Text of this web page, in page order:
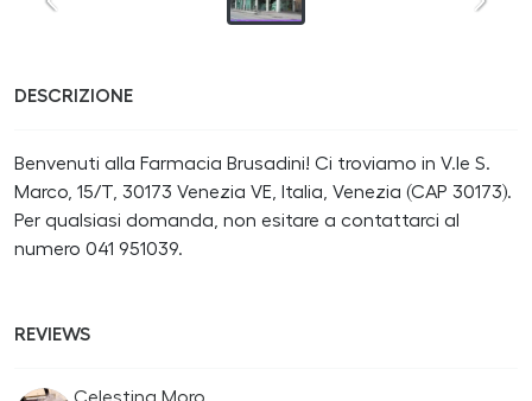
DESCRIZIONE
Benvenuti alla Farmacia Brusadini! Ci troviamo in V.le S.
Marco, 15/T, 30173 Venezia VE, Italia, Venezia (CAP 30173).
Per qualsiasi domanda, non esitare a contattarci al
numero 041 951039.
REVIEWS